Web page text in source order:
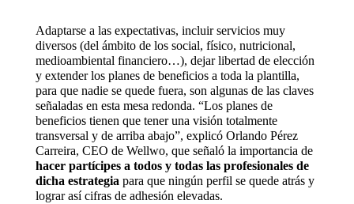
Adaptarse a las expectativas, incluir servicios muy
diversos (del ámbito de los social, físico, nutricional,
medioambiental financiero…), dejar libertad de elección
y extender los planes de beneficios a toda la plantilla,
para que nadie se quede fuera, son algunas de las claves
señaladas en esta mesa redonda. “Los planes de
beneficios tienen que tener una visión totalmente
transversal y de arriba abajo”, explicó Orlando Pérez
Carreira, CEO de Wellwo, que señaló la importancia de
hacer partícipes a todos y todas las profesionales de
dicha estrategia para que ningún perfil se quede atrás y
lograr así cifras de adhesión elevadas.